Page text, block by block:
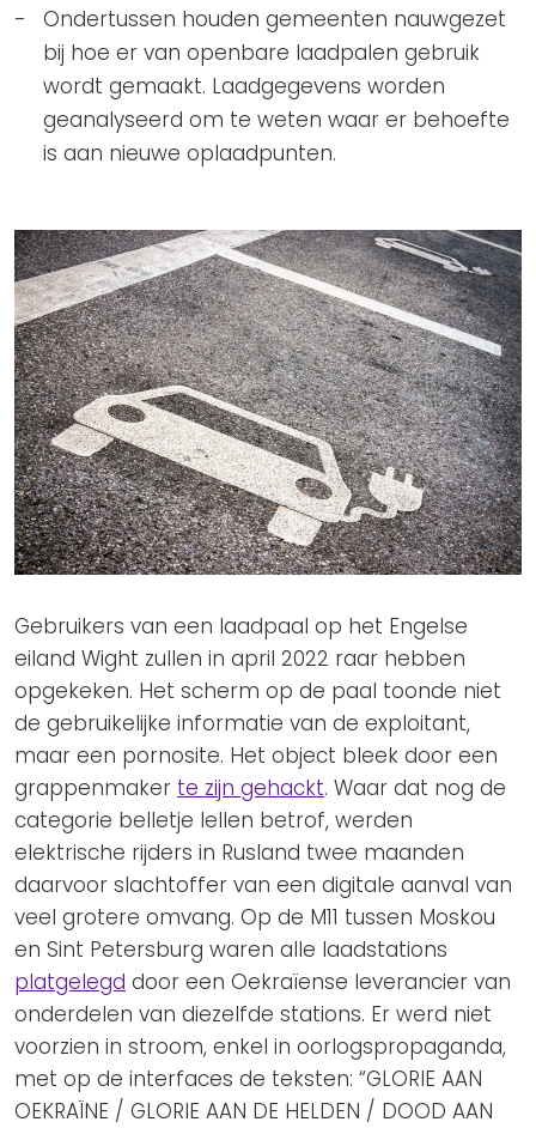
Ondertussen houden gemeenten nauwgezet
bij hoe er van openbare laadpalen gebruik
wordt gemaakt. Laadgegevens worden
geanalyseerd om te weten waar er behoefte
is aan nieuwe oplaadpunten.
Gebruikers van een laadpaal op het Engelse
eiland Wight zullen in april 2022 raar hebben
opgekeken. Het scherm op de paal toonde niet
de gebruikelijke informatie van de exploitant,
maar een pornosite. Het object bleek door een
grappenmaker te zijn gehackt. Waar dat nog de
categorie belletje lellen betrof, werden
elektrische rijders in Rusland twee maanden
daarvoor slachtoffer van een digitale aanval van
veel grotere omvang. Op de M11 tussen Moskou
en Sint Petersburg waren alle laadstations
platgelegd door een Oekraïense leverancier van
onderdelen van diezelfde stations. Er werd niet
voorzien in stroom, enkel in oorlogspropaganda,
met op de interfaces de teksten: “GLORIE AAN
OEKRAÏNE / GLORIE AAN DE HELDEN / DOOD AAN